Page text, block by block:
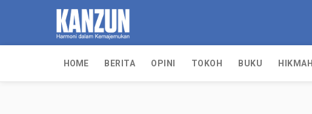
HOME BERITA OPINI TOKOH BUKU HIKMAH